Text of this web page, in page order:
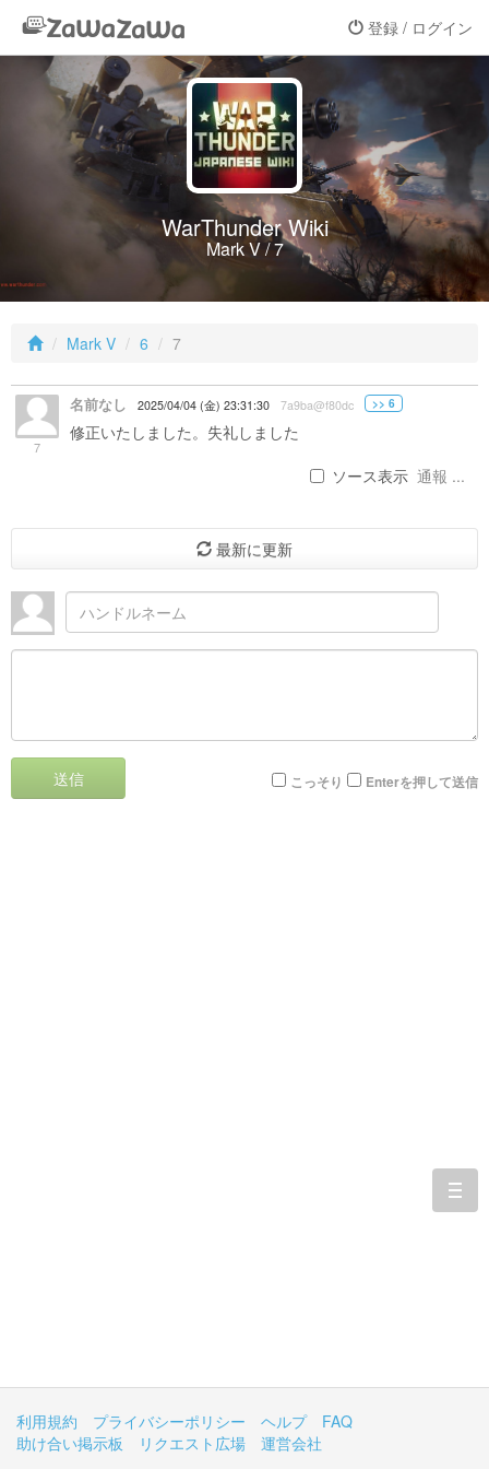
登録 / ログイン
WarThunder Wiki
Mark V / 7
Mark V 6 7
7
名前なし 2025/04/04 (金) 23:31:30 7a9ba@f80dc >> 6
修正いたしました。失礼しました
ソース表示 通報 ...
最新に更新
送信 こっそり Enterを押して送信
利用規約 プライバシーポリシー ヘルプ
FAQ
助け合い掲示板
リクエスト広場
運営会社